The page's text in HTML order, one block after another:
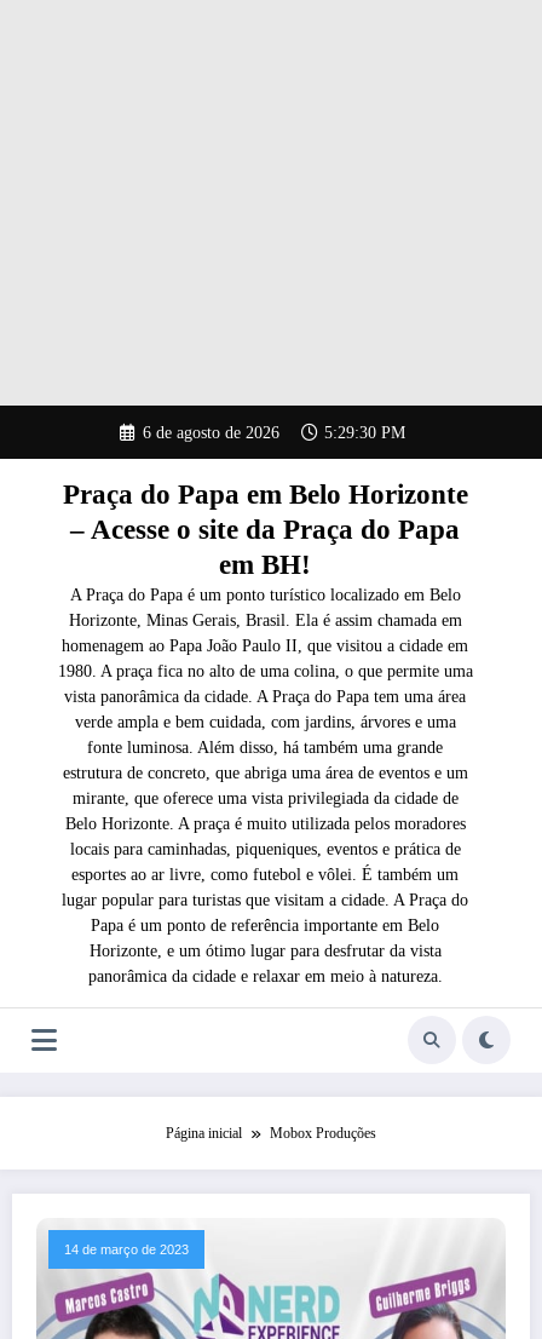
o
6 de agosto de 2026 5:29:31 PM
Praça do Papa em Belo Horizonte
– Acesse o site da Praça do Papa
em BH!
A Praça do Papa é um ponto turístico localizado em Belo
Horizonte, Minas Gerais, Brasil. Ela é assim chamada em
homenagem ao Papa João Paulo II, que visitou a cidade em
1980. A praça fica no alto de uma colina, o que permite uma
vista panorâmica da cidade. A Praça do Papa tem uma área
verde ampla e bem cuidada, com jardins, árvores e uma
fonte luminosa. Além disso, há também uma grande
estrutura de concreto, que abriga uma área de eventos e um
mirante, que oferece uma vista privilegiada da cidade de
Belo Horizonte. A praça é muito utilizada pelos moradores
locais para caminhadas, piqueniques, eventos e prática de
esportes ao ar livre, como futebol e vôlei. É também um
lugar popular para turistas que visitam a cidade. A Praça do
Papa é um ponto de referência importante em Belo
Horizonte, e um ótimo lugar para desfrutar da vista
panorâmica da cidade e relaxar em meio à natureza.
Página inicial Mobox Produções
14 de março de 2023